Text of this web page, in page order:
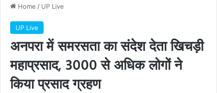
Home / UP Live
UP Live
अनपरा में समरसता का संदेश देता खिचड़ी
महाप्रसाद, 3000 से अधिक लोगों ने
किया प्रसाद ग्रहण